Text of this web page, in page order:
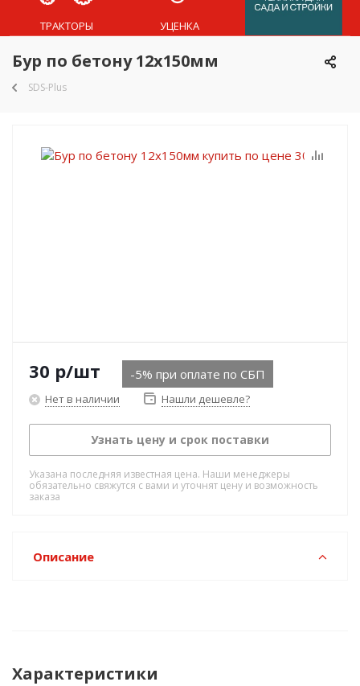
ТРАКТОРЫ УЦЕНКА
Бур по бетону 12х150мм
SDS-Plus
30 р/шт -5% при оплате по СБП
Нет в наличии Нашли дешевле?
Узнать цену и срок поставки
Указана последняя известная цена. Наши менеджеры
обязательно свяжутся с вами и уточнят цену и возможность
заказа
Описание
Характеристики